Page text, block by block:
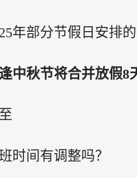
年部分节假日安排
中秋节将合并放假8
时间有调整吗？